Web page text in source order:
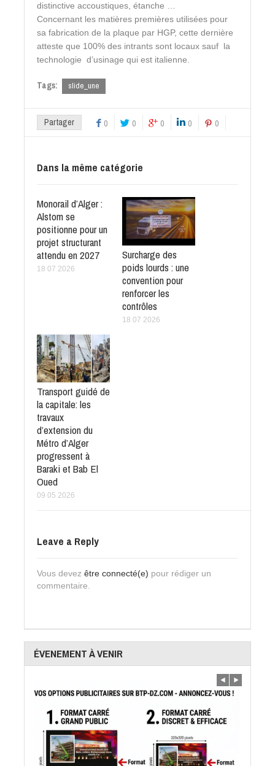
distinctive accoustiques, étanche …
Concernant les matières premières utilisées pour
sa fabrication de la plaque par HGP, cette dernière
atteste que 100% des intrants sont locaux sauf la
technologie d’usinage qui est italienne.
Tags: slide_une
Partager 0 0 0 0 0
Dans la même catégorie
Monorail d’Alger :
Alstom se
positionne pour un
projet structurant
attendu en 2027
18 07 2026
Surcharge des
poids lourds : une
convention pour
renforcer les
contrôles
18 07 2026
Transport guidé de
la capitale: les
travaux
d’extension du
Métro d’Alger
progressent à
Baraki et Bab El
Oued
09 05 2026
Leave a Reply
Vous devez être connecté(e) pour rédiger un
commentaire.
ÉVENEMENT À VENIR